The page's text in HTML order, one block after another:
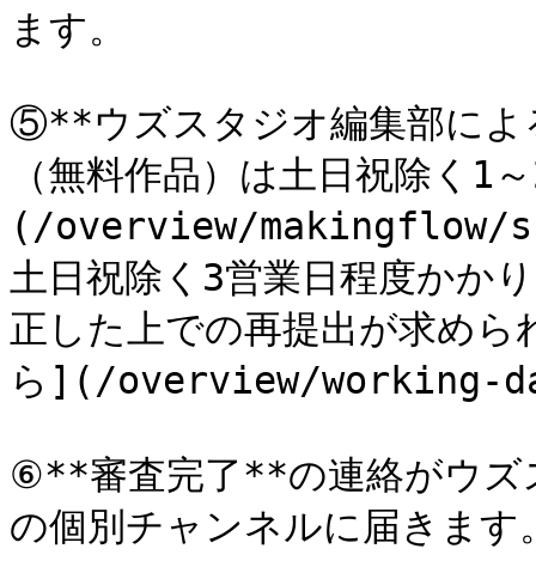
ます。
⑤**ウズスタジオ編集部によ
（無料作品）は土日祝除く1
(/overview/makingflow/
土日祝除く3営業日程度かか
正した上での再提出が求め
ら](/overview/working-
⑥**審査完了**の連絡がウズ
の個別チャンネルに届きます